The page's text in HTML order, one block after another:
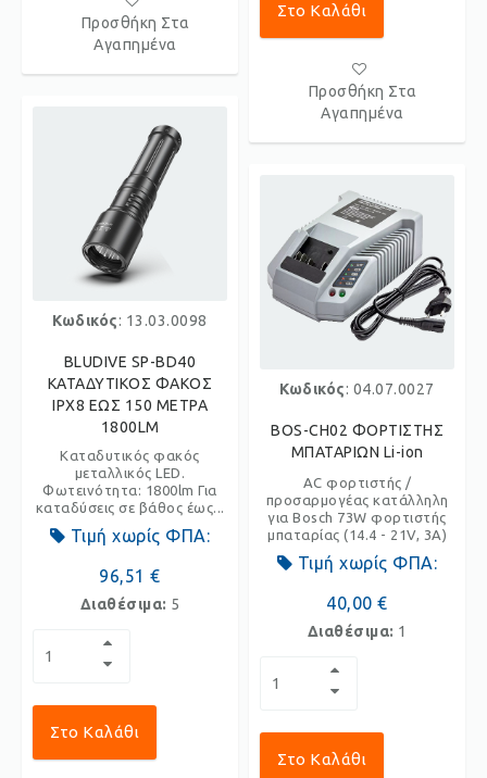
Προσθήκη Στα
Αγαπημένα
Κωδικός: 13.03.0098
BLUDIVE SP-BD40
ΚΑΤΑΔΥΤΙΚΟΣ ΦΑΚΟΣ
IPX8 ΕΩΣ 150 ΜΕΤΡΑ
1800LM
Καταδυτικός φακός
μεταλλικός LED.
Φωτεινότητα: 1800lm Για
καταδύσεις σε βάθος έως...
Τιμή χωρίς ΦΠΑ:
96,51 €
Διαθέσιμα: 5
Στο Καλάθι
Στο Καλάθι
Προσθήκη Στα
Αγαπημένα
Κωδικός: 04.07.0027
BOS-CH02 ΦΟΡΤΙΣΤΗΣ
ΜΠΑΤΑΡΙΩΝ Li-ion
AC φορτιστής /
προσαρμογέας κατάλληλη
για Bosch 73W φορτιστής
μπαταρίας (14.4 - 21V, 3A)
Τιμή χωρίς ΦΠΑ:
40,00 €
Διαθέσιμα: 1
Στο Καλάθι